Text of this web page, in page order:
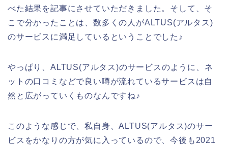
べた結果を記事にさせていただきました。そして、そ
こで分かったことは、数多くの人がALTUS(アルタス)
のサービスに満足しているということでした♪
やっぱり、ALTUS(アルタス)のサービスのように、ネ
ットの口コミなどで良い噂が流れているサービスは自
然と広がっていくものなんですね♪
このような感じで、私自身、ALTUS(アルタス)のサー
ビスをかなりの方が気に入っているので、今後も2021